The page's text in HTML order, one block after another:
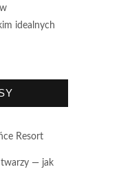
idealnych
Resort
twarzy — jak